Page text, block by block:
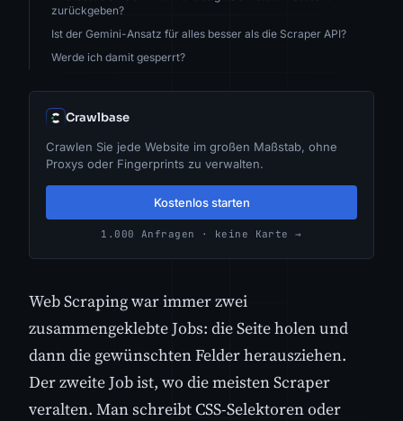
zurückgeben?
Ist der Gemini-Ansatz für alles besser als die Scraper API?
Werde ich damit gesperrt?
Crawlbase
Crawlen Sie jede Website im großen Maßstab, ohne
Proxys oder Fingerprints zu verwalten.
Kostenlos starten
1.000 Anfragen · keine Karte →
Web Scraping war immer zwei
zusammengeklebte Jobs: die Seite holen und
dann die gewünschten Felder herausziehen.
Der zweite Job ist, wo die meisten Scraper
veralten. Man schreibt CSS-Selektoren oder